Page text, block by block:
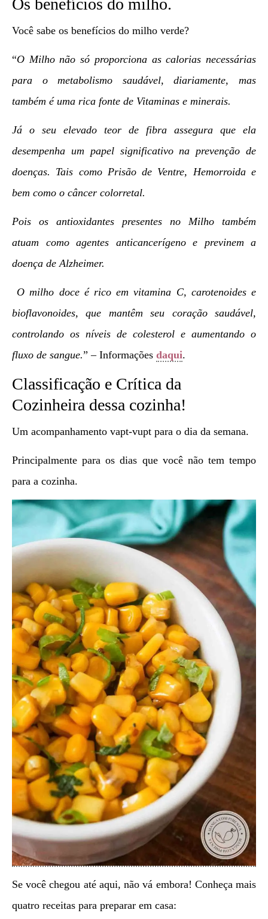
Os benefícios do milho.
Você sabe os benefícios do milho verde?
“O Milho não só proporciona as calorias necessárias
para o metabolismo saudável, diariamente, mas
também é uma rica fonte de Vitaminas e minerais.
Já o seu elevado teor de fibra assegura que ela
desempenha um papel significativo na prevenção de
doenças. Tais como Prisão de Ventre, Hemorroida e
bem como o câncer colorretal.
Pois os antioxidantes presentes no Milho também
atuam como agentes anticancerígeno e previnem a
doença de Alzheimer.
O milho doce é rico em vitamina C, carotenoides e
bioflavonoides, que mantêm seu coração saudável,
controlando os níveis de colesterol e aumentando o
fluxo de sangue.” – Informações daqui.
Classificação e Crítica da
Cozinheira dessa cozinha!
Um acompanhamento vapt-vupt para o dia da semana.
Principalmente para os dias que você não tem tempo
para a cozinha.
Se você chegou até aqui, não vá embora! Conheça mais
quatro receitas para preparar em casa: